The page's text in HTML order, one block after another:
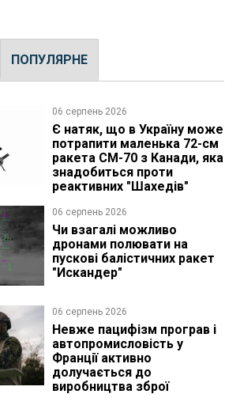
ПОПУЛЯРНЕ
06 серпень 2026
Є натяк, що в Україну може
потрапити маленька 72-см
ракета CM-70 з Канади, яка
знадобиться проти
реактивних "Шахедів"
06 серпень 2026
Чи взагалі можливо
дронами полювати на
пускові балістичних ракет
"Искандер"
06 серпень 2026
Невже пацифізм програв і
автопромисловість у
Франції активно
долучається до
виробництва зброї